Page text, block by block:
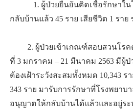
1. ผู้ป่วยยืนยันติดเชื้อรักษาในโ
กลับบ้านแล้ว 45 ราย เสียชีวิต 1 ราย
2. ผู้ป่วยเข้าเกณฑ์สอบสวนโรคต้
ที่ 3 มกราคม – 21 มีนาคม 2563 มีผู้
ต้องเฝ้าระวังสะสมทั้งหมด 10,343
343 ราย มารับการรักษาที่โรงพยาบา
อนุญาตให้กลับบ้านได้แล้วและอยู่ร